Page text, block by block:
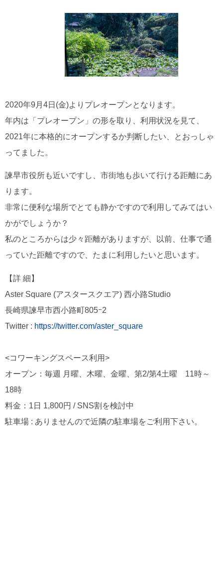
2020年9月4日(金)よりプレオープンとなります。
年内は「プレオープン」の形を取り、利用状況を見て、
2021年に本格的にオープンするか判断したい、とおっしゃ
ってました。
諫早市役所も近いですし、市街地も歩いて行ける距離にあ
ります。
非常に便利な場所でとても静かですので利用してみてはい
かがでしょうか？
私のところからは少々距離がありますが、以前、仕事で通
っていた距離ですので、たまに利用したいと思います。
【詳 細】
Aster Square (アスタースクエア) 西小路Studio
長崎県諫早市西小路町805ｰ2
Twitter : https://twitter.com/aster_square
<コワーキングスペース利用>
オープン：毎週 月曜、木曜、金曜、第2/第4土曜 11時～
18時
料金：1日 1,800円 / SNS割を検討中
駐車場 : ありませんので近隣の駐車場をご利用下さい。